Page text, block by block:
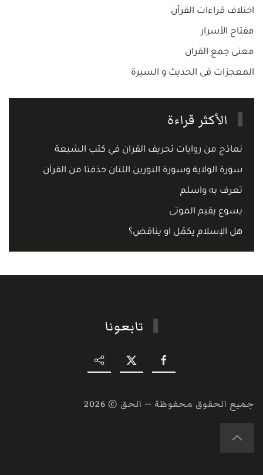
اختلاف قراءات القرآن
مفتاح الأسرار
معنى جمع القران
المعجزات فى الحديث و السيرة
الأكثر قراءة
نماذج من روايات تحريف القران في كتب الشيعة
سورة الولاية وسورة النورين اللتان حذفتا من القرآن
تعرف به واسلم
يسوع يقيم الموتى
هل الإسلام يكمّل او يناقض؟
تابعونا
جميع الحقوق محفوظة — الحق © 2026